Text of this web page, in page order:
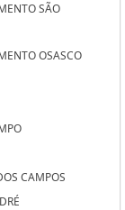
SÃO
OSASCO
CAMPOS